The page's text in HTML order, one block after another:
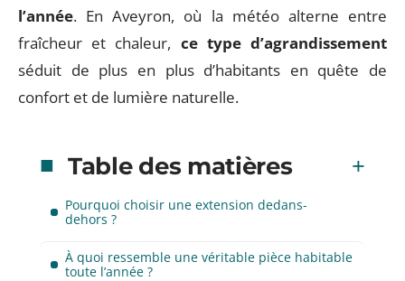
l’année. En Aveyron, où la météo alterne entre
fraîcheur et chaleur, ce type d’agrandissement
séduit de plus en plus d’habitants en quête de
confort et de lumière naturelle.
Table des matières
Pourquoi choisir une extension dedans-
dehors ?
À quoi ressemble une véritable pièce habitable
toute l’année ?